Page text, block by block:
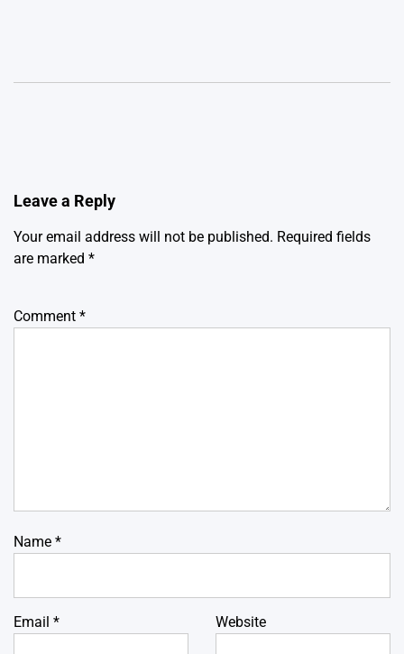
Leave a Reply
Your email address will not be published. Required fields
are marked *
Comment *
Name *
Email * Website